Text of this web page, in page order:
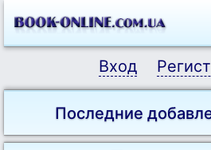
Вход
Последние